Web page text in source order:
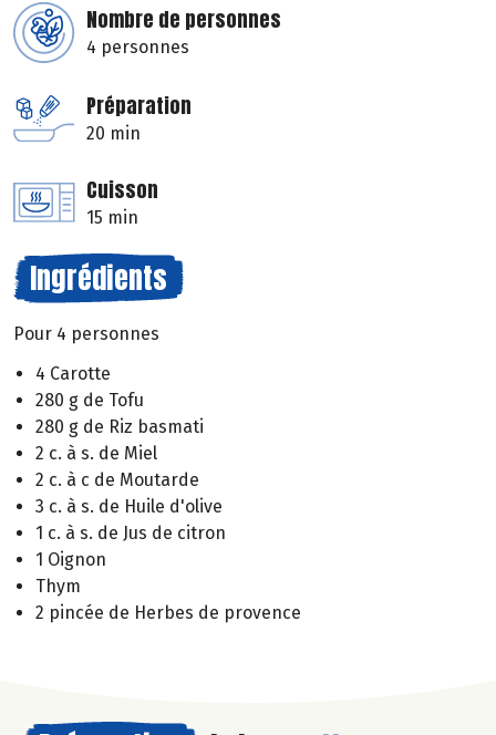
Nombre de personnes
4 personnes
Préparation
20 min
Cuisson
15 min
Ingrédients
Pour 4 personnes
4 Carotte
280 g de Tofu
280 g de Riz basmati
2 c. à s. de Miel
2 c. à c de Moutarde
3 c. à s. de Huile d'olive
1 c. à s. de Jus de citron
1 Oignon
Thym
2 pincée de Herbes de provence